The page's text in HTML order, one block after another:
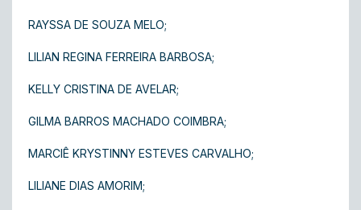
RAYSSA DE SOUZA MELO;
LILIAN REGINA FERREIRA BARBOSA;
KELLY CRISTINA DE AVELAR;
GILMA BARROS MACHADO COIMBRA;
MARCIÊ KRYSTINNY ESTEVES CARVALHO;
LILIANE DIAS AMORIM;